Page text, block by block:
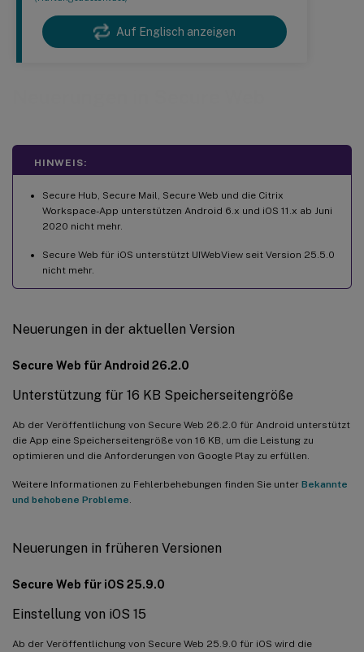
Auf Englisch anzeigen
HINWEIS:
Secure Hub, Secure Mail, Secure Web und die Citrix
Workspace-App unterstützen Android 6.x und iOS 11.x ab Juni
2020 nicht mehr.
Secure Web für iOS unterstützt UIWebView seit Version 25.5.0
nicht mehr.
Neuerungen in der aktuellen Version
Secure Web für Android 26.2.0
Unterstützung für 16 KB Speicherseitengröße
Ab der Veröffentlichung von Secure Web 26.2.0 für Android unterstützt
die App eine Speicherseitengröße von 16 KB, um die Leistung zu
optimieren und die Anforderungen von Google Play zu erfüllen.
Weitere Informationen zu Fehlerbehebungen finden Sie unter Bekannte
und behobene Probleme
Neuerungen in früheren Versionen
Secure Web für iOS 25.9.0
Einstellung von iOS 15
Ab der Veröffentlichung von Secure Web 25.9.0 für iOS wird die